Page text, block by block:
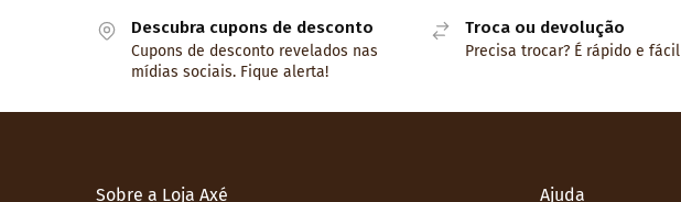
Descubra cupons de desconto
Cupons de desconto revelados nas
mídias sociais. Fique alerta!
Troca ou devolução
Precisa trocar? É rápido e fácil
Sobre a Loja Axé Ajuda